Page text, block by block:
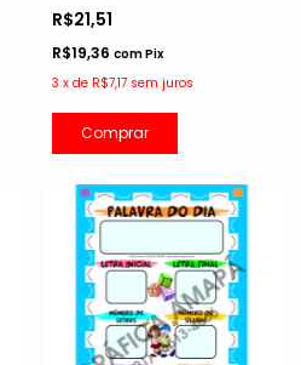
R$21,51
R$19,36 comPix
3 x de R$7,17 sem juros
Comprar